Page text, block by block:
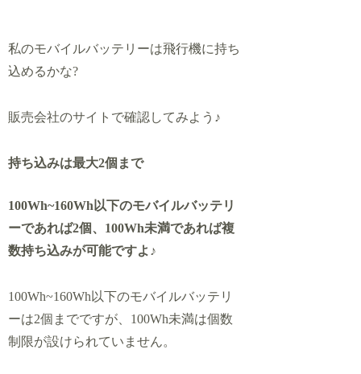
私のモバイルバッテリーは飛行機に持ち
込めるかな?
販売会社のサイトで確認してみよう♪
持ち込みは最大2個まで
100Wh~160Wh以下のモバイルバッテリ
ーであれば2個、100Wh未満であれば複
数持ち込みが可能ですよ♪
100Wh~160Wh以下のモバイルバッテリ
ーは2個までですが、100Wh未満は個数
制限が設けられていません。